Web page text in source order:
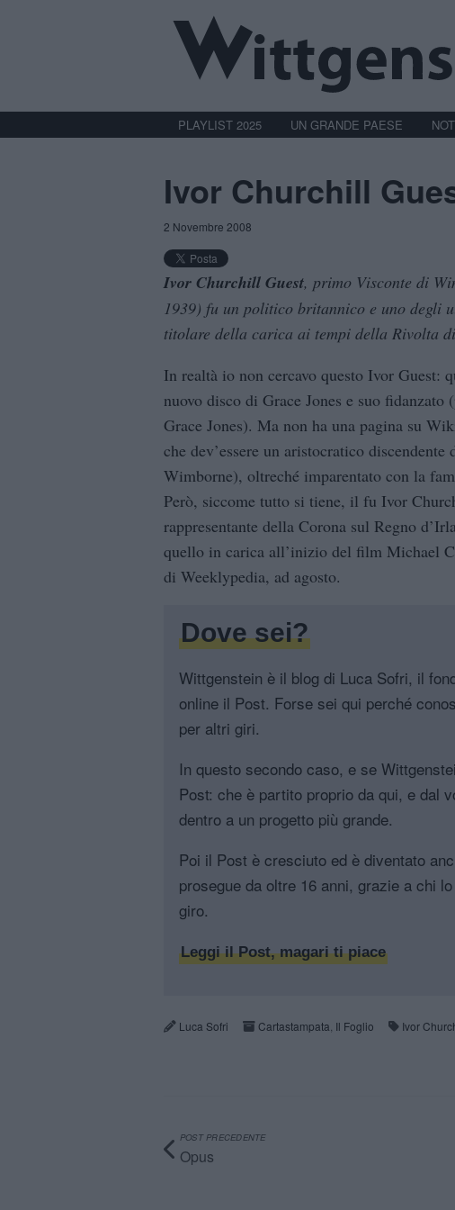
PLAYLIST 2025 UN GRANDE PAESE
Ivor Churchill
2 Novembre 2008
Ivor Churchill Guest, primo Visconte di
1939) fu un politico britannico e uno degli
titolare della carica ai tempi della Rivolta
In realtà io non cercavo questo Ivor Guest:
nuovo disco di Grace Jones e suo fidanzato
Grace Jones). Ma non ha una pagina su
che dev’essere un aristocratico
Wimborne), oltreché imparentato con la
Però, siccome tutto si tiene, il fu Ivor
rappresentante della Corona sul Regno
quello in carica all’inizio del film Michael
di Weeklypedia, ad agosto.
Dove sei?
Wittgenstein è il blog di Luca Sofri, il
online il Post. Forse sei qui perché
per altri giri.
In questo secondo caso, e se
Post: che è partito proprio da qui, e dal
dentro a un progetto più grande.
Poi il Post è cresciuto ed è diventato
prosegue da oltre 16 anni, grazie a chi
giro.
Leggi il Post, magari ti piace
Luca Sofri Cartastampata Il Foglio Ivor
POST PRECEDENTE
Opus